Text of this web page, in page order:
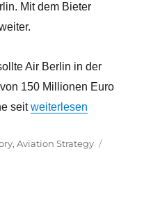
Mit dem Bieter
Air Berlin in der
150 Millionen Euro
seit„Lufthansa kauft
weiterlesen
,Aviation Strategy